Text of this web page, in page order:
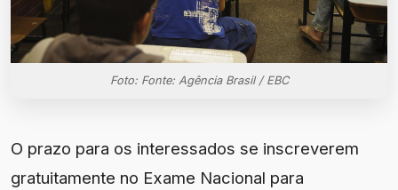
Foto: Fonte: Agência Brasil / EBC
O prazo para os interessados se inscreverem
gratuitamente no Exame Nacional para